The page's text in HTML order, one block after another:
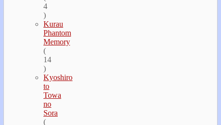
4
)
Kurau
Phantom
Memory
(
14
)
Kyoshiro
to
Towa
no
Sora
(